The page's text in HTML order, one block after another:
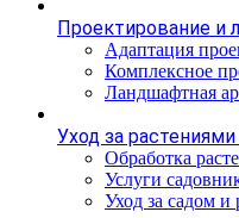
Проектирование и
Адаптация
Комплексное
Ландшафтная
Уход за
Обработка
Услуги
Уход за садом и